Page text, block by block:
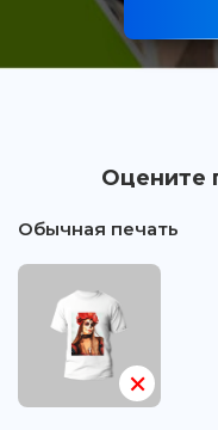
Оцените
Обычная печать